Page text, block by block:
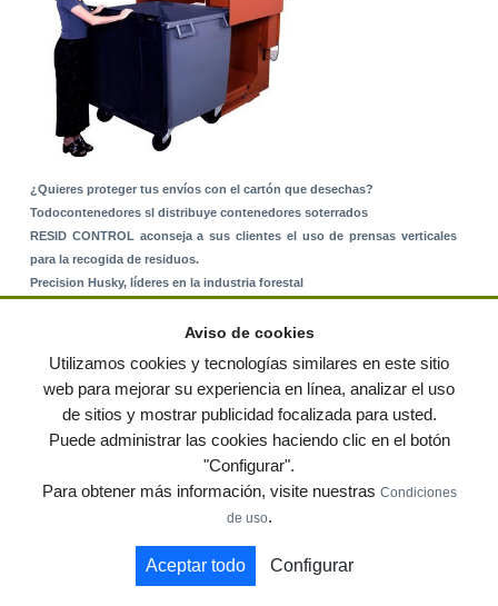
¿Quieres proteger tus envíos con el cartón que desechas?
Todocontenedores sl distribuye contenedores soterrados
RESID CONTROL aconseja a sus clientes el uso de prensas verticales
para la recogida de residuos.
Precision Husky, líderes en la industria forestal
© residuos.com - Todos los derechos reservados Política de privacidad
Condiciones de uso|Contacto |Editores|Mapa web|Preguntas frecuentes|Publica
tus anuncios gratis!
by
Aviso de cookies
Utilizamos cookies y tecnologías similares en este sitio
web para mejorar su experiencia en línea, analizar el uso
de sitios y mostrar publicidad focalizada para usted.
Puede administrar las cookies haciendo clic en el botón
"Configurar".
Para obtener más información, visite nuestras Condiciones
de uso.
Aceptar todo Configurar